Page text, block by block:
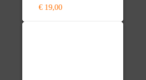
€ 19,00